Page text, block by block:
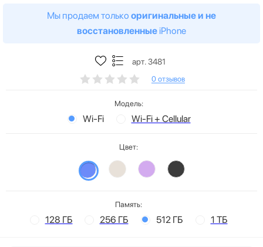
Мы продаем только оригинальные и не
восстановленные iPhone
арт. 3481
0 отзывов
Модель:
Wi-Fi Wi-Fi + Cellular
Цвет:
Память:
128 ГБ 256 ГБ 512 ГБ 1 ТБ